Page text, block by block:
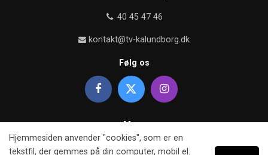
40 45 47 46
kontakt@tv-kalundborg.dk
Følg os
Mere
Om TV kalundborg
Hjemmesiden anvender "cookies", som er en
tekstfil, der gemmes på din computer, mobil el.